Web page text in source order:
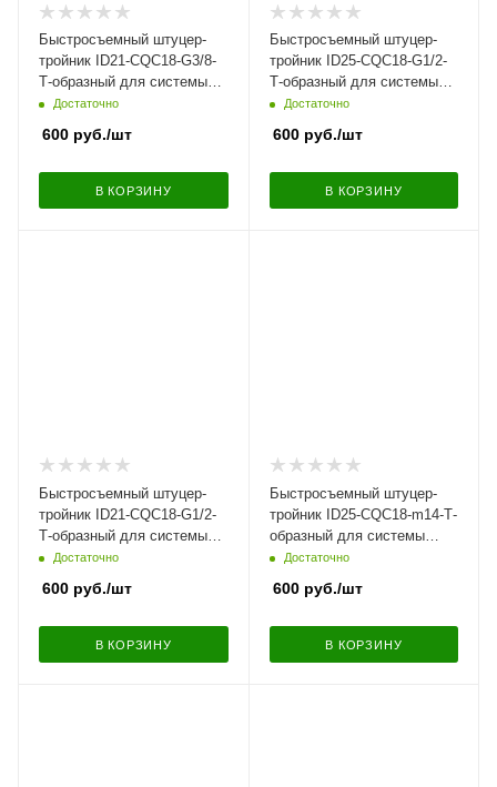
Быстросъемный штуцер-
тройник ID21-CQC18-G3/8-
Т-образный для системы
охлаждения, угловой |
Достаточно
600 руб./шт
В КОРЗИНУ
Быстросъемный штуцер-
тройник ID25-CQC18-G1/2-
Т-образный для системы
охлаждения, угловой |
Достаточно
600руб./шт
В КОРЗИНУ
Быстросъемный штуцер-
тройник ID21-CQC18-G1/2-
Т-образный для системы
охлаждения, угловой |
Достаточно
600 руб./шт
В КОРЗИНУ
Быстросъемный штуцер-
тройник ID25-CQC18-m14-Т-
образный для системы
охлаждения, угловой |
Достаточно
600руб./шт
В КОРЗИНУ